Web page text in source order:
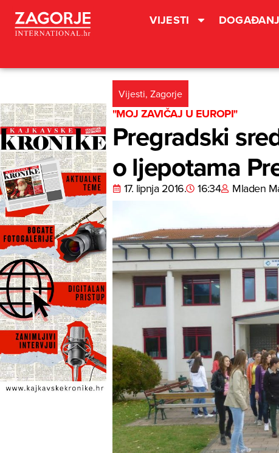
VIJESTI
Vijesti, Zagorje
"MOJ ZAVIČAJ U EUROPI"
Pregradski
o ljepotama
17. lipnja 2016. 16:34 Mladen